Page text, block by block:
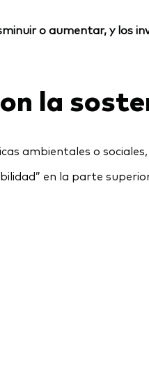
o aumentar, y los
la
ambientales o
en la parte